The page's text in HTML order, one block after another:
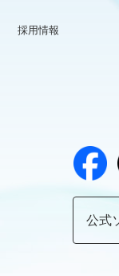
採用情報
公式